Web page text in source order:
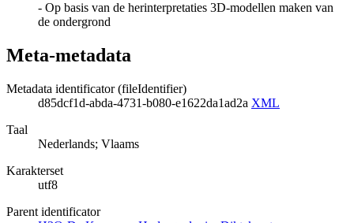
- Op basis van de herinterpretaties 3D-modellen maken van
de ondergrond
Meta-metadata
Metadata identificator (fileIdentifier)
d85dcf1d-abda-4731-b080-e1622da1ad2a XML
Taal
Nederlands; Vlaams
Karakterset
utf8
Parent identificator